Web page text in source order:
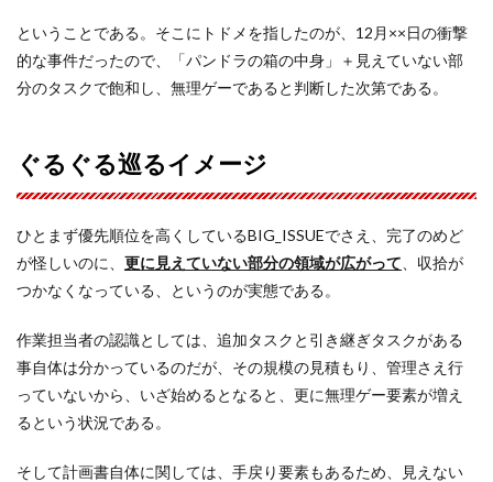
ということである。そこにトドメを指したのが、12月××日の衝撃
的な事件だったので、「パンドラの箱の中身」＋見えていない部
分のタスクで飽和し、無理ゲーであると判断した次第である。
ぐるぐる巡るイメージ
ひとまず優先順位を高くしているBIG_ISSUEでさえ、完了のめど
が怪しいのに、 更に見えていない部分の領域が広がって 、収拾が
つかなくなっている、というのが実態である。
作業担当者の認識としては、追加タスクと引き継ぎタスクがある
事自体は分かっているのだが、その規模の見積もり、管理さえ行
っていないから、いざ始めるとなると、更に無理ゲー要素が増え
るという状況である。
そして計画書自体に関しては、手戻り要素もあるため、見えない